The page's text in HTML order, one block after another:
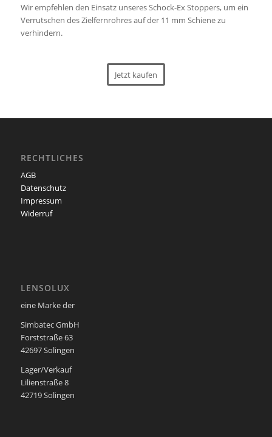
Wir empfehlen den Einsatz unseres Schock-Ex Stoppers, um ein
Verrutschen des Zielfernrohres auf der 11 mm Schiene zu
verhindern.
Jetzt kaufen
RECHTLICHES
AGB
Datenschutz
Impressum
Widerruf
LENSOLUX
eine Marke der
Simbatec GmbH
Forststraße 63
42697 Solingen
Lager/Verkauf
Lilienstraße 8
42719 Solingen